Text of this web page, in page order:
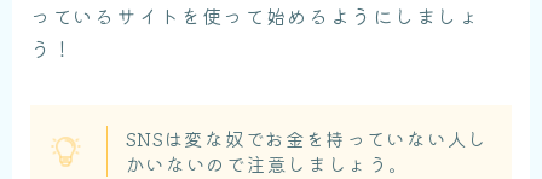
っているサイトを使って始めるようにしましょ
う！
SNSは変な奴でお金を持っていない人し
かいないので注意しましょう。